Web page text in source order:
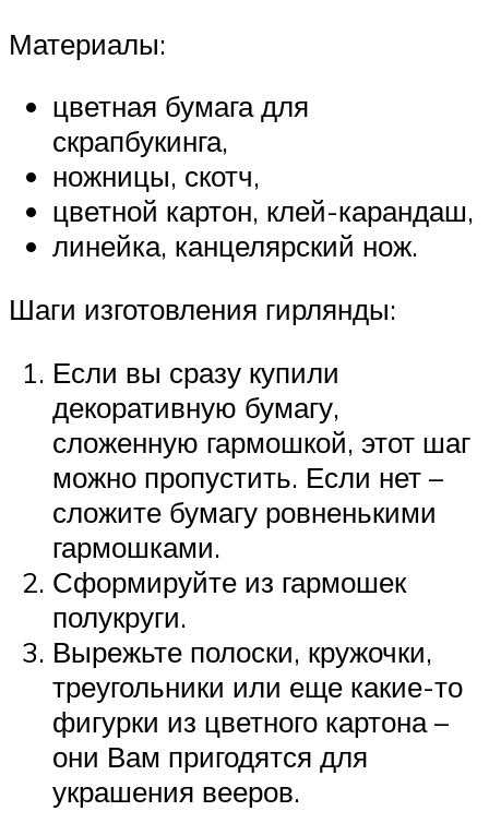
Материалы:
цветная бумага для
скрапбукинга,
ножницы, скотч,
цветной картон, клей-карандаш,
линейка, канцелярский нож.
Шаги изготовления гирлянды:
Если вы сразу купили
декоративную бумагу,
сложенную гармошкой, этот шаг
можно пропустить. Если нет –
сложите бумагу ровненькими
гармошками.
Сформируйте из гармошек
полукруги.
Вырежьте полоски, кружочки,
треугольники или еще какие-то
фигурки из цветного картона –
они Вам пригодятся для
украшения вееров.